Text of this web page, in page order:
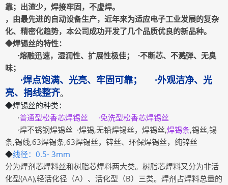
靠；出渣少，焊接牢固，不虚焊。
，由最先进的自动设备生产，近年来为适应电子工业发展的复杂
化、精密化趋势，本公司成功开发了几个品质优良的新品种。
◆焊锡丝的特性：
·熔融迅速，湿润性、扩展性极佳； ·不断芯、不溅弹、无臭
味；
·焊点饱满、光亮、牢固可靠； ·外观洁净、光
亮、捐线整齐。
◆焊锡丝的种类：
·普通型松香芯焊锡丝 ·免洗型松香芯焊锡丝
·焊不锈钢焊锡丝 ·焊锡,无铅焊锡丝，焊锡丝,焊锡条,锡丝,锡
条,锡线,63焊锡条,63焊锡丝，锌丝、环保焊锡丝，纯锌丝
◆线径：0.5- 3mm
分为焊剂芯焊料丝和树脂芯焊料两大类。树脂芯焊料又分为非活
化型(AA),轻活化径（A）、活化型（B）三类。焊剂占焊料总量的